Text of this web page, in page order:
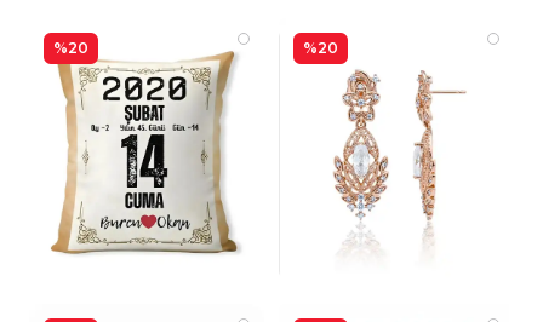
%20 %20